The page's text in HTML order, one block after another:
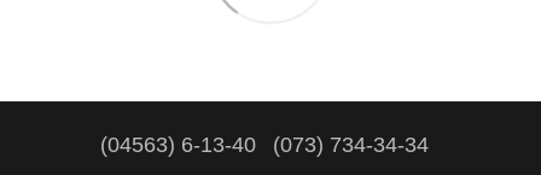
(04563) 6-13-40 (073) 734-34-34